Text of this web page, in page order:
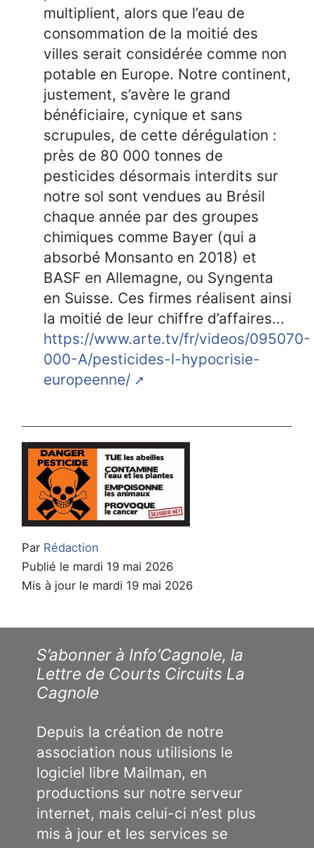
multiplient, alors que l’eau de
consommation de la moitié des
villes serait considérée comme non
potable en Europe. Notre continent,
justement, s’avère le grand
bénéficiaire, cynique et sans
scrupules, de cette dérégulation :
près de 80 000 tonnes de
pesticides désormais interdits sur
notre sol sont vendues au Brésil
chaque année par des groupes
chimiques comme Bayer (qui a
absorbé Monsanto en 2018) et
BASF en Allemagne, ou Syngenta
en Suisse. Ces firmes réalisent ainsi
la moitié de leur chiffre d’affaires...
https://www.arte.tv/fr/videos/095070-
000-A/pesticides-l-hypocrisie-
europeenne/
Par Rédaction
Publié le mardi 19 mai 2026
Mis à jour le mardi 19 mai 2026
S’abonner à Info’Cagnole, la
Lettre de Courts Circuits La
Cagnole
Depuis la création de notre
association nous utilisions le
logiciel libre Mailman, en
productions sur notre serveur
internet, mais celui-ci n’est plus
mis à jour et les services se